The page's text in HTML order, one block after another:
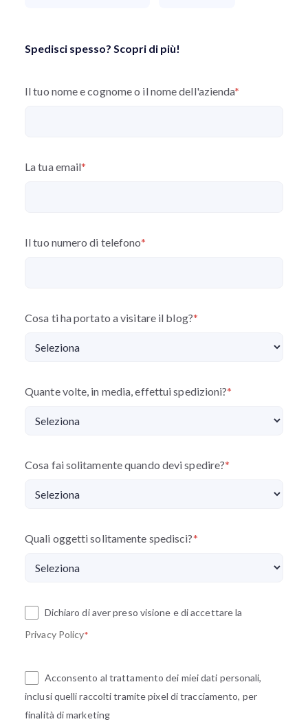
Spedisci spesso? Scopri di più!
Il tuo nome e cognome o il nome dell'azienda*
La tua email*
Il tuo numero di telefono*
Cosa ti ha portato a visitare il blog?*
Quante volte, in media, effettui spedizioni?*
Cosa fai solitamente quando devi spedire?*
Quali oggetti solitamente spedisci?*
Dichiaro di aver preso visione e di accettare la
Privacy Policy*
Acconsento al trattamento dei miei dati personali,
inclusi quelli raccolti tramite pixel di tracciamento, per
finalità di marketing